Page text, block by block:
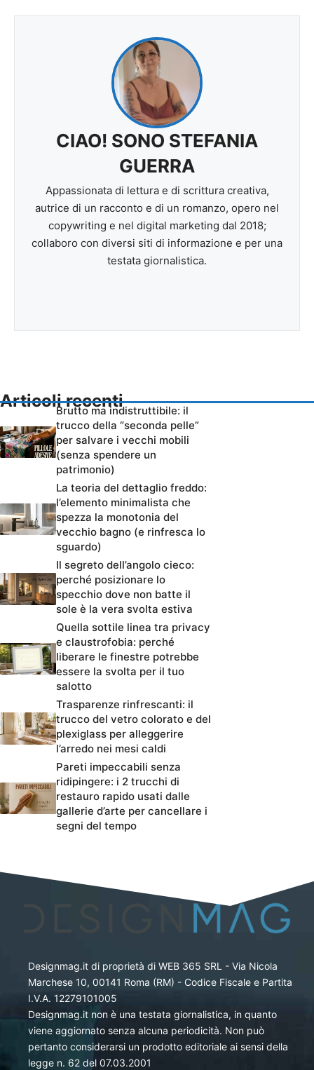
CIAO! SONO STEFANIA
GUERRA
Appassionata di lettura e di scrittura creativa,
autrice di un racconto e di un romanzo, opero nel
copywriting e nel digital marketing dal 2018;
collaboro con diversi siti di informazione e per una
testata giornalistica.
Articoli recenti
Brutto ma indistruttibile: il
trucco della “seconda pelle”
per salvare i vecchi mobili
(senza spendere un
patrimonio)
La teoria del dettaglio freddo:
l’elemento minimalista che
spezza la monotonia del
vecchio bagno (e rinfresca lo
sguardo)
Il segreto dell’angolo cieco:
perché posizionare lo
specchio dove non batte il
sole è la vera svolta estiva
Quella sottile linea tra privacy
e claustrofobia: perché
liberare le finestre potrebbe
essere la svolta per il tuo
salotto
Trasparenze rinfrescanti: il
trucco del vetro colorato e del
plexiglass per alleggerire
l’arredo nei mesi caldi
Pareti impeccabili senza
ridipingere: i 2 trucchi di
restauro rapido usati dalle
gallerie d’arte per cancellare i
segni del tempo
Designmag.it di proprietà di WEB 365 SRL - Via Nicola
Marchese 10, 00141 Roma (RM) - Codice Fiscale e Partita
I.V.A. 12279101005
Designmag.it non è una testata giornalistica, in quanto
viene aggiornato senza alcuna periodicità. Non può
pertanto considerarsi un prodotto editoriale ai sensi della
legge n. 62 del 07.03.2001